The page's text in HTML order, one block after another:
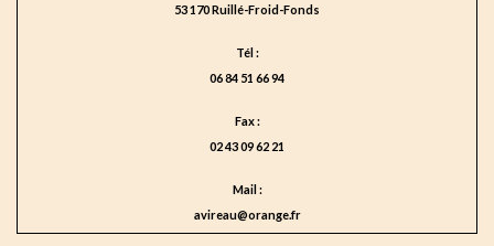
53 170 Ruillé-Froid-Fonds
Tél :
06 84 51 66 94
Fax :
02 43 09 62 21
Mail :
avireau@orange.fr